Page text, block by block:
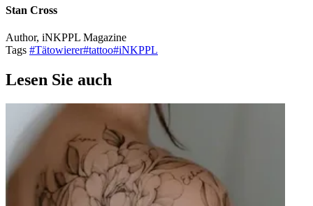
Stan Cross
Author, iNKPPL Magazine
Tags #Tätowierer#tattoo#iNKPPL
Lesen Sie auch